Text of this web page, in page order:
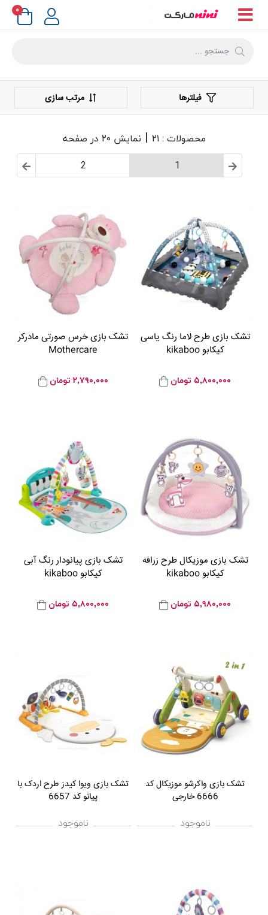
۰
فیلترها مرتب سازی
محصولات : ۲۱ | نمایش ۲۰ در صفحه
1
2
تشک بازی طرح لاما رنگ یاسی
کیکابو kikaboo
۵,۸۰۰,۰۰۰ تومان
تشک بازی خرس صورتی مادرکر
Mothercare
۲,۷۹۰,۰۰۰ تومان
تشک بازی موزیکال طرح زرافه
کیکابو kikaboo
۵,۹۸۰,۰۰۰ تومان
تشک بازی پیانودار رنگ آبی
کیکابو kikaboo
۵,۸۰۰,۰۰۰ تومان
تشک بازی واکرشو موزیکال کد
6666 خارجی
ناموجود
تشک بازی ویوا کیدز طرح اردک با
پیانو کد 6657
ناموجود